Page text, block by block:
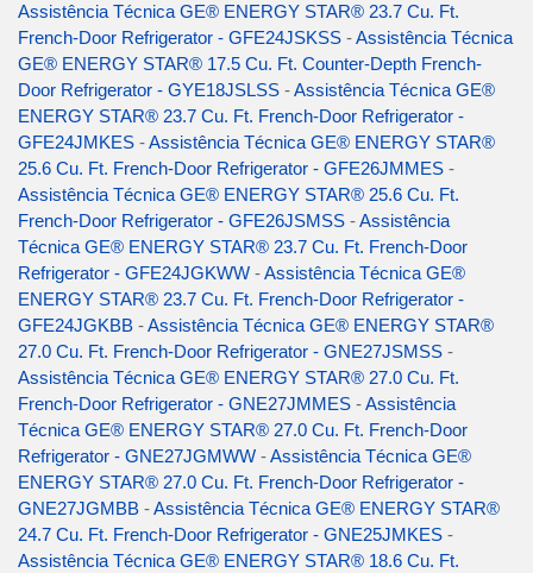
Assistência Técnica GE® ENERGY STAR® 23.7 Cu. Ft.
French-Door Refrigerator - GFE24JSKSS -Assistência Técnica
GE® ENERGY STAR® 17.5 Cu. Ft. Counter-Depth French-
Door Refrigerator - GYE18JSLSS -Assistência Técnica GE®
ENERGY STAR® 23.7 Cu. Ft. French-Door Refrigerator -
GFE24JMKES -Assistência Técnica GE® ENERGY STAR®
25.6 Cu. Ft. French-Door Refrigerator - GFE26JMMES -
Assistência Técnica GE® ENERGY STAR® 25.6 Cu. Ft.
French-Door Refrigerator - GFE26JSMSS -Assistência
Técnica GE® ENERGY STAR® 23.7 Cu. Ft. French-Door
Refrigerator - GFE24JGKWW -Assistência Técnica GE®
ENERGY STAR® 23.7 Cu. Ft. French-Door Refrigerator -
GFE24JGKBB -Assistência Técnica GE® ENERGY STAR®
27.0 Cu. Ft. French-Door Refrigerator - GNE27JSMSS -
Assistência Técnica GE® ENERGY STAR® 27.0 Cu. Ft.
French-Door Refrigerator - GNE27JMMES -Assistência
Técnica GE® ENERGY STAR® 27.0 Cu. Ft. French-Door
Refrigerator - GNE27JGMWW -Assistência Técnica GE®
ENERGY STAR® 27.0 Cu. Ft. French-Door Refrigerator -
GNE27JGMBB -Assistência Técnica GE® ENERGY STAR®
24.7 Cu. Ft. French-Door Refrigerator - GNE25JMKES -
Assistência Técnica GE® ENERGY STAR® 18.6 Cu. Ft.